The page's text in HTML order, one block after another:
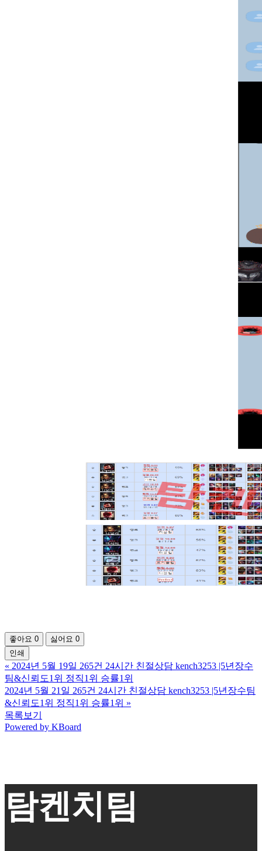
좋아요 0 싫어요 0
인쇄
« 2024년 5월 19일 265건 24시간 친절상담 kench3253 |5년장수
팀&신뢰도1위 정직1위 승률1위
2024년 5월 21일 265건 24시간 친절상담 kench3253 |5년장수팀
&신뢰도1위 정직1위 승률1위 »
목록보기
Powered by KBoard
탐켄치팀